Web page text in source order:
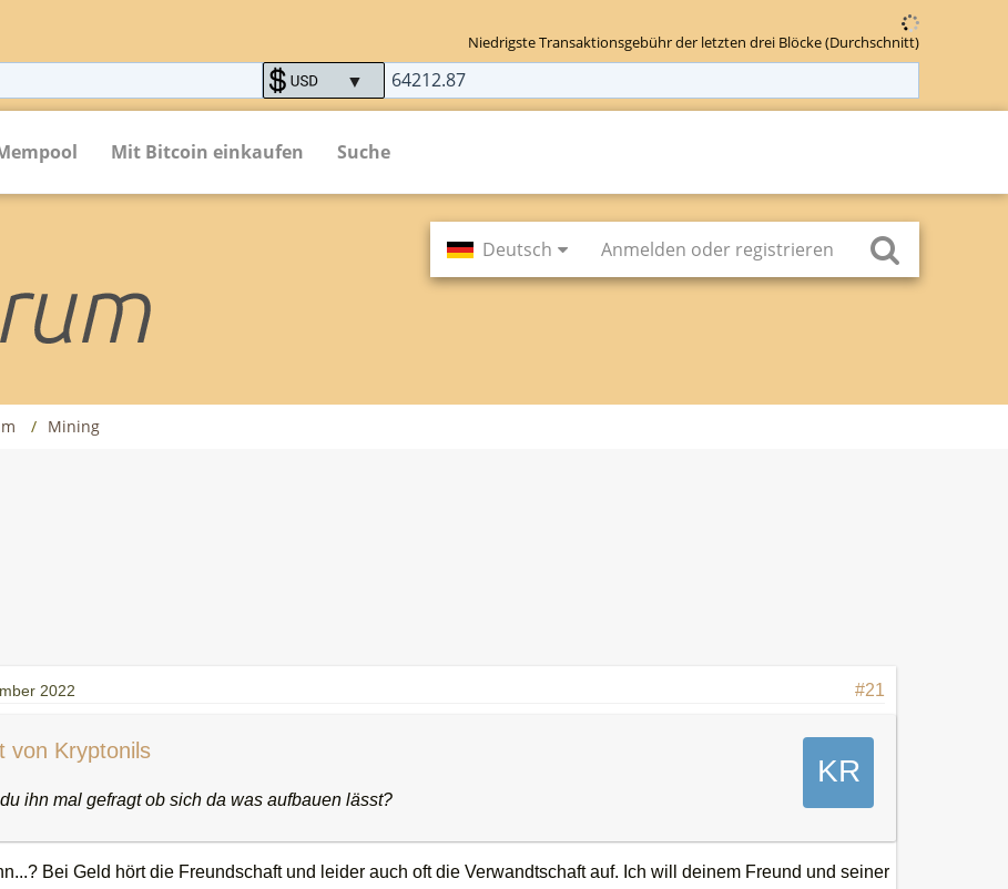
Niedrigste Transaktionsgebühr der letzten drei Blöcke (Durchschnitt)
Mit Bitcoin einkaufen Suche
Deutsch Anmelden oder registrieren
Mining
2022 #21
von Kryptonils
ihn mal gefragt ob sich da was aufbauen lässt?
Bei Geld hört die Freundschaft und leider auch oft die Verwandtschaft auf. Ich will deinem Freund und seiner